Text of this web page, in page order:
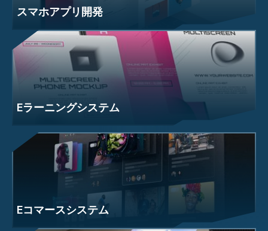
スマホアプリ開発
Eラーニングシステム
Eコマースシステム